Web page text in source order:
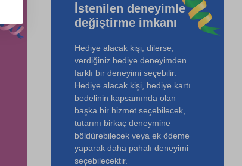
İstenilen deneyimle
değiştirme imkanı
Hediye alacak kişi, dilerse,
verdiğiniz hediye deneyimden
farklı bir deneyimi seçebilir.
Hediye alacak kişi, hediye kartı
bedelinin kapsamında olan
başka bir hizmet seçebilecek,
tutarını birkaç deneymine
böldürebilecek veya ek ödeme
yaparak daha pahalı deneyimi
seçebilecektir.